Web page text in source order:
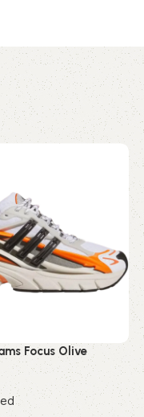
Focus Olive